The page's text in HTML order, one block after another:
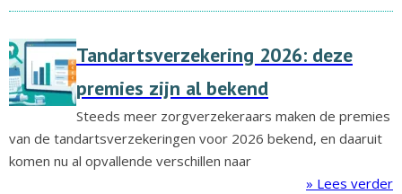
Tandartsverzekering 2026: deze
premies zijn al bekend
Steeds meer zorgverzekeraars maken de premies
van de tandartsverzekeringen voor 2026 bekend, en daaruit
komen nu al opvallende verschillen naar
» Lees verder